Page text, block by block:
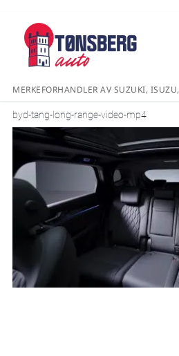
MERKEFORHANDLER AV SUZUKI,
byd-tang-long-range-video-mp4